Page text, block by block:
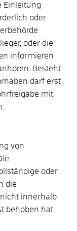
Einleitung
oder
oder die
informieren
Besteht
darf erst
mit
von
oder
die
innerhalb
behoben hat.